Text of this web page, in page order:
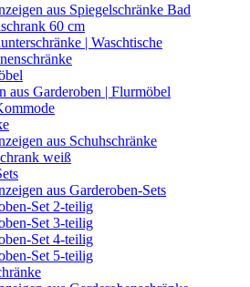
aus Spiegelschränke Bad
60 cm
| Waschtische
aus Garderoben | Flurmöbel
aus Schuhschränke
weiß
aus Garderoben-Sets
Set 2-teilig
Set 3-teilig
Set 4-teilig
Set 5-teilig